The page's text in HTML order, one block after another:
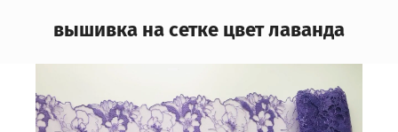
вышивка на сетке цвет лаванда